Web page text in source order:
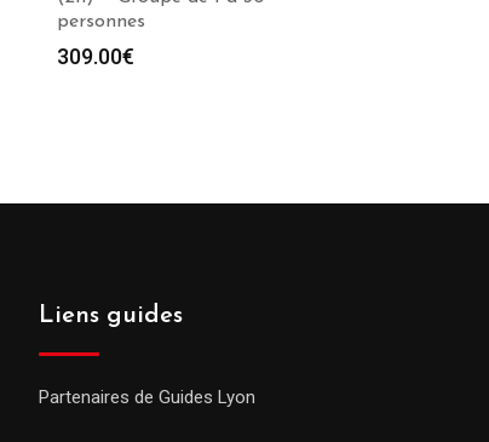
personnes
309.00€
Liens guides
Partenaires de Guides Lyon